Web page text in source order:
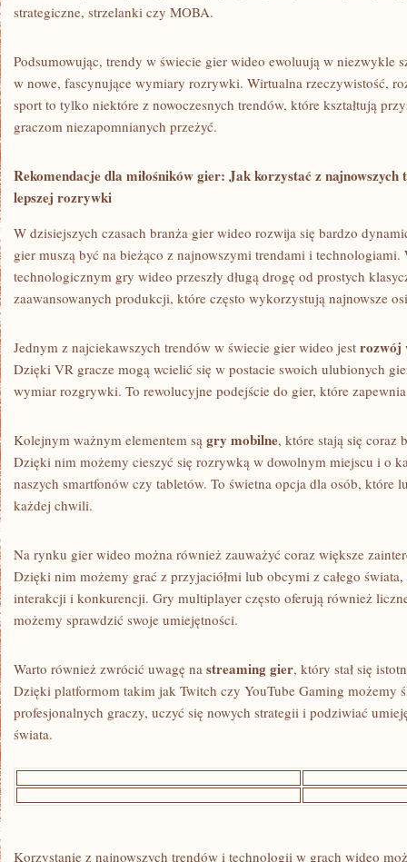
strategiczne,⁣ strzelanki czy MOBA.
Podsumowując, trendy w świecie gier⁢ wideo ewoluują w niezwykle
w nowe, fascynujące⁤ wymiary rozrywki. Wirtualna rzeczywistość,
sport to tylko‍ niektóre z nowoczesnych trendów, ⁣które kształtują
⁤graczom⁤ niezapomnianych przeżyć.
Rekomendacje dla miłośników gier: ⁣Jak korzystać z
lepszej​ rozrywki
W dzisiejszych czasach branża ‍gier wideo rozwija się bardzo
gier muszą ‌być⁣ na bieżąco ‌z najnowszymi trendami ‍i technologiami.
technologicznym gry wideo przeszły długą ⁣drogę‍ od ‌prostych
zaawansowanych produkcji, które często wykorzystują najnowsze
Jednym z ⁤najciekawszych trendów w⁢ świecie ⁢gier wideo jest rozwój⁢
Dzięki VR gracze mogą wcielić​ się w postacie swoich ulubionych
wymiar rozgrywki. To rewolucyjne podejście ⁢do gier, które
Kolejnym ważnym elementem są gry⁢ mobilne, które stają się ‍coraz
Dzięki nim‍ możemy cieszyć się rozrywką w dowolnym miejscu i o
naszych smartfonów​ czy tabletów.​ To ⁣świetna opcja dla osób, które
każdej chwili.
Na rynku gier​ wideo można również ⁤zauważyć coraz większe
Dzięki⁣ nim‍ możemy grać z przyjaciółmi lub obcymi z całego
interakcji i konkurencji. Gry multiplayer ⁢często oferują również
możemy sprawdzić‌ swoje umiejętności.
Warto również ⁢zwrócić uwagę na streaming ⁣gier,‌ który stał się
⁤Dzięki platformom takim jak Twitch‍ czy YouTube ⁢Gaming możemy
profesjonalnych graczy,⁣ uczyć się nowych strategii i podziwiać‍
świata.
Korzystanie z najnowszych trendów i technologii w ⁢grach wideo